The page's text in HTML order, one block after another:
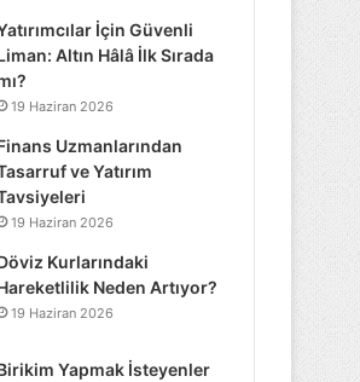
İçin Güvenli
Altın Hâlâ İlk Sırada
19 Haziran 2026
Uzmanlarından
ve Yatırım
19 Haziran 2026
Kurlarındaki
Neden Artıyor?
19 Haziran 2026
Yapmak İsteyenler